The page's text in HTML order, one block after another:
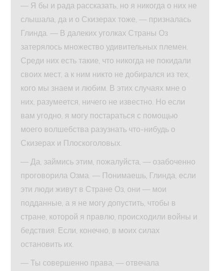
— Я бы и рада рассказать, но я никогда о них не
слышала, да и о Скизерах тоже, — призналась
Глинда. — В далеких уголках Страны Оз
затерялось множество удивительных племен.
Среди них есть такие, что никогда не покидали
своих мест, а к ним никто не добирался из тех,
кого мы знаем и любим. В этих случаях мне о
них, разумеется, ничего не известно. Но если
вам угодно, я могу постараться с помощью
моего волшебства разузнать что-нибудь о
Скизерах и Плоскоголовых.
— Да, займись этим, пожалуйста, — озабоченно
проговорила Озма. — Понимаешь, Глинда, если
эти люди живут в Стране Оз, они — мои
подданные, а я не могу допустить, чтобы в
стране, которой я правлю, происходили войны и
бедствия. Если, конечно, в моих силах
остановить их.
— Ты совершенно права, — отвечала